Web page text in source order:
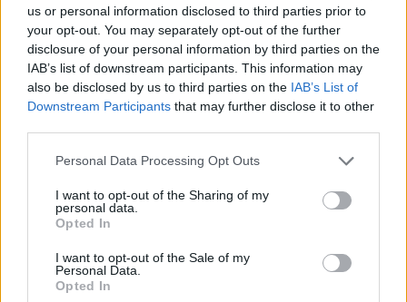
us or personal information disclosed to third parties prior to
your opt-out. You may separately opt-out of the further
disclosure of your personal information by third parties on the
IAB’s list of downstream participants. This information may
also be disclosed by us to third parties on the IAB’s List of
Downstream Participants that may further disclose it to other
Please note that this website/app uses one or more Google
not limited to your visit or usage behaviour. You may click to
grant or deny consent to Google and its third-party tags to
use your data for below specified purposes in below Google
consent section.
Personal Data Processing Opt Outs
I want to opt-out of the Sharing of my
personal data.
Opted In
I want to opt-out of the Sale of my
Personal Data.
Opted In
óriáskivetítőjén keresztül mutatja be a Gemini
kreatív oldalát: a McLaren F1-es autója valós
időben különböző stílusokban kel életre, az
olajfestmény hatású megjelenítéstől a műszaki
élményt adva a nézőknek.
EZEKET IS AJÁNLJUK
FORMA-1